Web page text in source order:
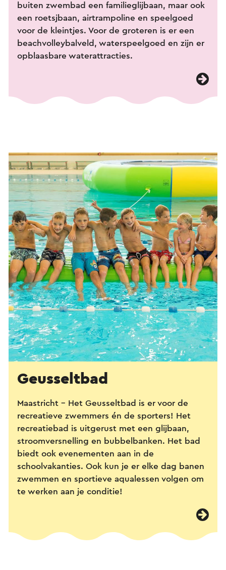
buiten zwembad een familieglijbaan, maar ook
een roetsjbaan, airtrampoline en speelgoed
voor de kleintjes. Voor de groteren is er een
beachvolleybalveld, waterspeelgoed en zijn er
opblaasbare waterattracties.
Geusseltbad
Maastricht - Het Geusseltbad is er voor de
recreatieve zwemmers én de sporters! Het
recreatiebad is uitgerust met een glijbaan,
stroomversnelling en bubbelbanken. Het bad
biedt ook evenementen aan in de
schoolvakanties. Ook kun je er elke dag banen
zwemmen en sportieve aqualessen volgen om
te werken aan je conditie!